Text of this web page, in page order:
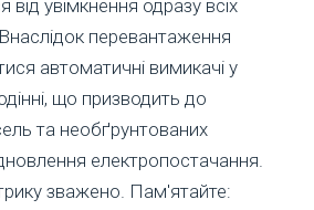
від увімкнення одразу всіх
перевантаження
автоматичні вимикачі у
що призводить до
та необґрунтованих
електропостачання.
зважено. Пам'ятайте: